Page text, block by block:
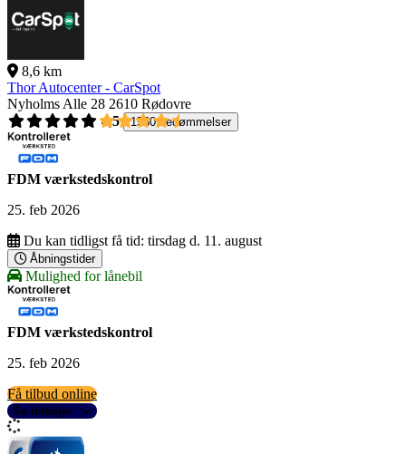
8,6 km
Thor Autocenter - CarSpot
Nyholms Alle 28 2610 Rødovre
4,5
1560 bedømmelser
FDM værkstedskontrol
25. feb 2026
Du kan tidligst få tid: tirsdag d. 11. august
Åbningstider
Mulighed for lånebil
FDM værkstedskontrol
25. feb 2026
Få tilbud online
Se detaljer